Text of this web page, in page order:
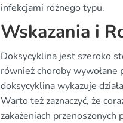
infekcjami różnego typu.
Wskazania i
Doksycyklina jest szeroko
również choroby
doksycyklina wykazuje
Warto też zaznaczyć, że
zakażeniach